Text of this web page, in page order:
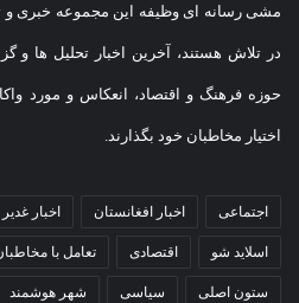
مشی رسانه ای وظیفه این مجموعه خبری و
در تلاش هستند، آخرین اخبار تحلیل ها و
حوزه فرهنگ و اقتصاد، انعکاس و مورد
اختیار مخاطبان خود بگذارند.
اجتماعی اخبار افغانستان اخبار غدیر
اسلاید شو اقتصادی تعامل با
ستون اصلی سیاسی شهر هوشمند